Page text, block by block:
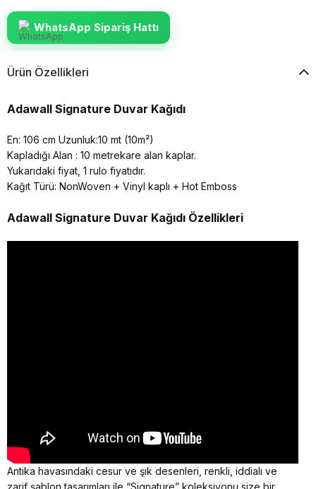
WhatsApp Sipariş Hattı
Ürün Özellikleri
Adawall Signature Duvar Kağıdı
En: 106 cm Uzunluk:10 mt (10m²)
Kapladığı Alan : 10 metrekare alan kaplar.
Yukarıdaki fiyat, 1 rulo fiyatıdır.
Kağıt Türü: NonWoven + Vinyl kaplı + Hot Emboss
Adawall Signature Duvar Kağıdı Özellikleri
Antika havasındaki cesur ve şık desenleri, renkli, iddialı ve
zarif şablon tasarımları ile “Signature” koleksiyonu size bir